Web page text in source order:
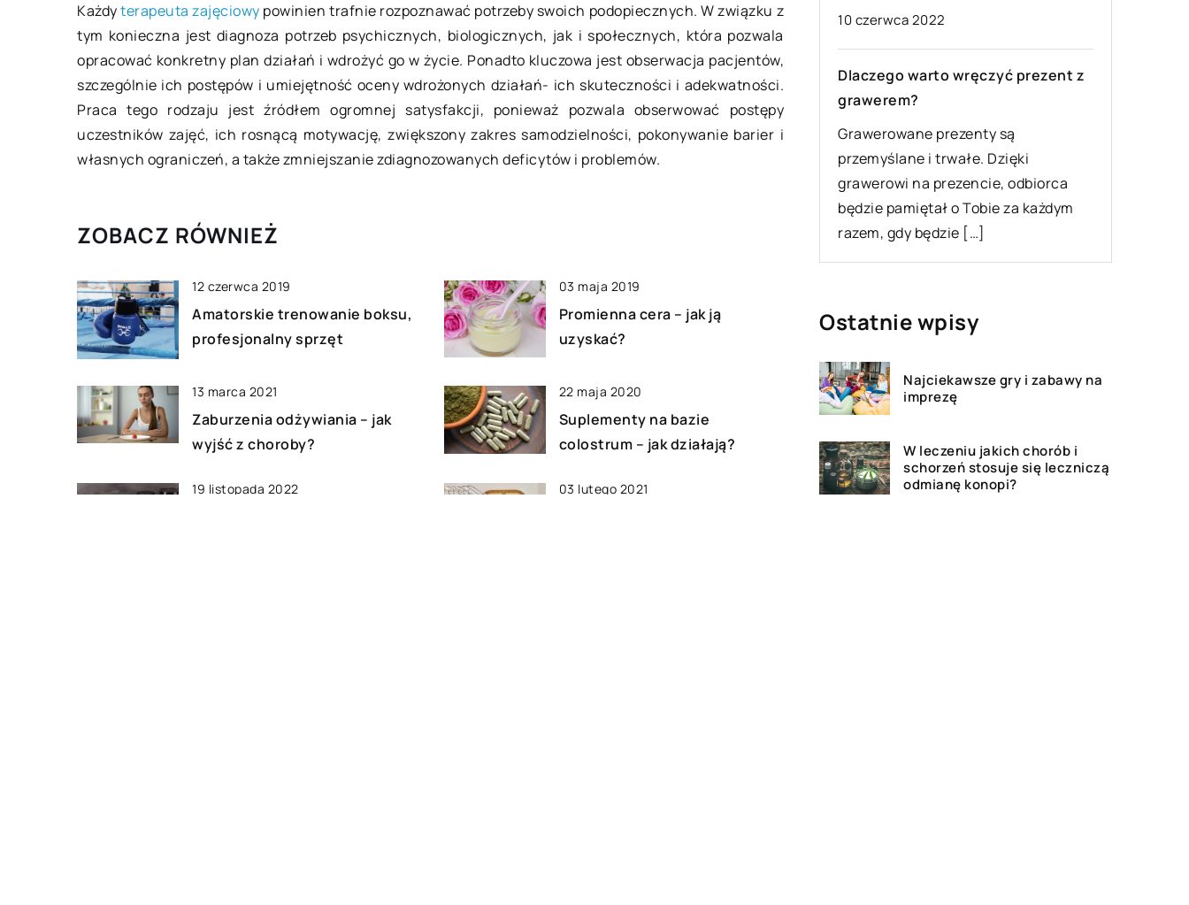
Każdyterapeuta zajęciowy powinien trafnie rozpoznawać potrzeby swoich podopiecznych. W związku z
tym konieczna jest diagnoza potrzeb psychicznych, biologicznych, jak i społecznych, która pozwala
opracować konkretny plan działań i wdrożyć go w życie. Ponadto kluczowa jest obserwacja pacjentów,
szczególnie ich postępów i umiejętność oceny wdrożonych działań- ich skuteczności i adekwatności.
Praca tego rodzaju jest źródłem ogromnej satysfakcji, ponieważ pozwala obserwować postępy
uczestników zajęć, ich rosnącą motywację, zwiększony zakres samodzielności, pokonywanie barier i
własnych ograniczeń, a także zmniejszanie zdiagnozowanych deficytów i problemów.
ZOBACZ RÓWNIEŻ
12 czerwca 2019
Amatorskie trenowanie boksu,
profesjonalny sprzęt
03 maja 2019
Promienna cera – jak ją
uzyskać?
13 marca 2021
Zaburzenia odżywiania – jak
wyjść z choroby?
22 maja 2020
Suplementy na bazie
colostrum – jak działają?
19 listopada 2022 03 lutego 2021
Czy można bezpiecznie sprawdzić
stan konstrukcji budynku?
Stan techniczny budynków
użyteczności publicznej oraz
mieszkalnych musi być regularnie
sprawdzany. Zwłaszcza tyczy się to
Hotel z atrakcjami dla dzieci – czy
to dobry wybór?
Hotel z atrakcjami dla dzieci to dobry
wybór, jeśli chcemy się dobrze bawić i
jednocześnie wypoczywać.
10 czerwca 2022
Dlaczego warto wręczyć prezent z
grawerem?
Grawerowane prezenty są
przemyślane i trwałe. Dzięki
grawerowi na prezencie, odbiorca
będzie pamiętał o Tobie za każdym
razem, gdy będzie […]
Ostatnie wpisy
Najciekawsze gry i zabawy na
imprezę
W leczeniu jakich chorób i
schorzeń stosuje się leczniczą
odmianę konopi?